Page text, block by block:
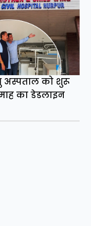
अस्पताल को शुरू
का डेडलाइन